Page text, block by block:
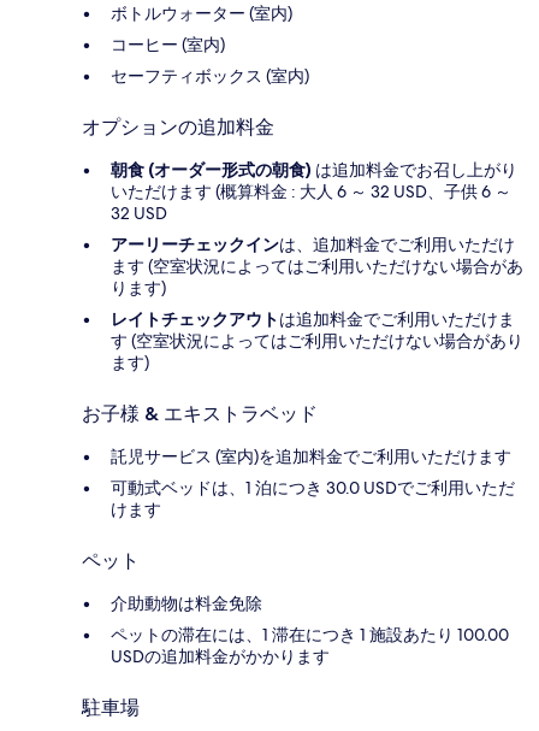
ボトルウォーター (室内)
コーヒー (室内)
セーフティボックス (室内)
オプションの追加料金
朝食 (オーダー形式の朝食) は追加料金でお召し上がり
いただけます (概算料金 : 大人 6 ～ 32 USD、子供 6 ～
32 USD
アーリーチェックインは、追加料金でご利用いただけ
ます (空室状況によってはご利用いただけない場合があ
ります)
レイトチェックアウトは追加料金でご利用いただけま
す (空室状況によってはご利用いただけない場合があり
ます)
お子様 & エキストラベッド
託児サービス (室内)を追加料金でご利用いただけます
可動式ベッドは、1 泊につき 30.0 USDでご利用いただ
けます
ペット
介助動物は料金免除
ペットの滞在には、1 滞在につき 1 施設あたり 100.00
USDの追加料金がかかります
駐車場